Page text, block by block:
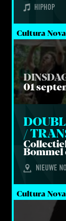
HIPHOP
Cultura Nova
01
/
Bom­mel
NIEUWE
Cultura Nova